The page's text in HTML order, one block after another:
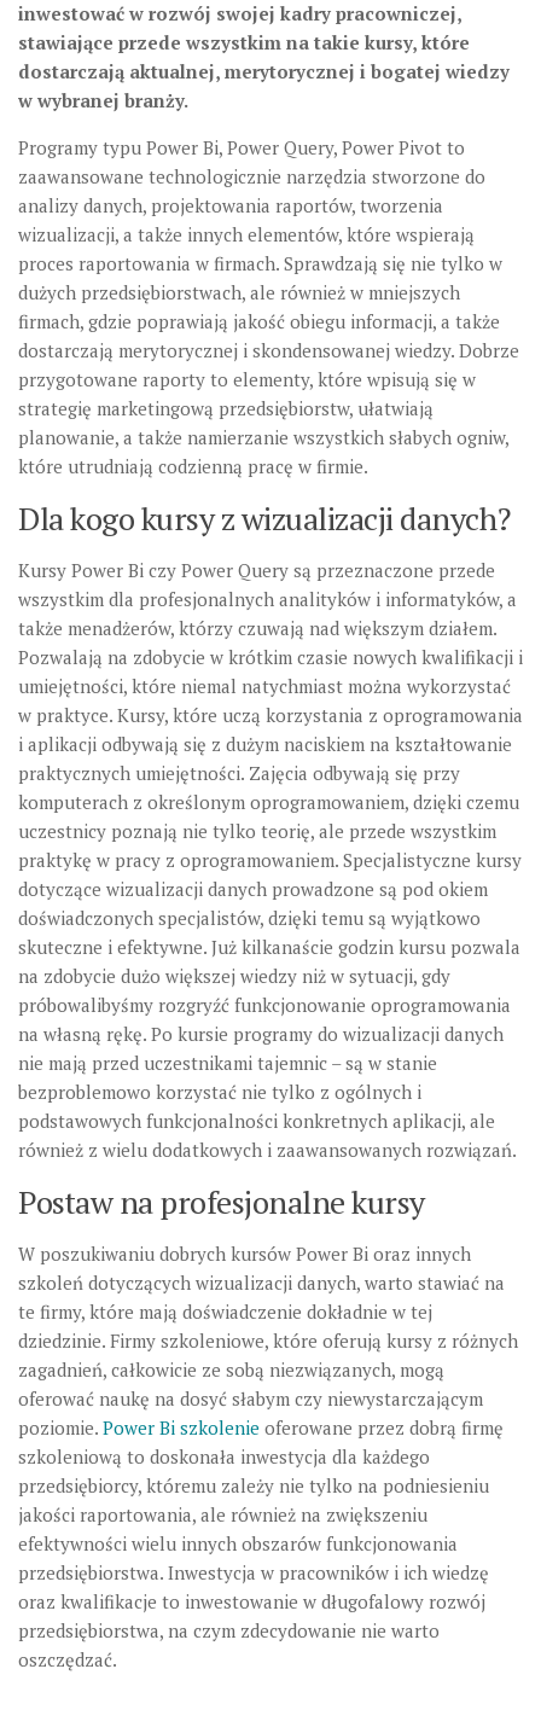
inwestować w rozwój swojej kadry pracowniczej,
stawiające przede wszystkim na takie kursy, które
dostarczają aktualnej, merytorycznej i bogatej wiedzy
w wybranej branży.
Programy typu Power Bi, Power Query, Power Pivot to
zaawansowane technologicznie narzędzia stworzone do
analizy danych, projektowania raportów, tworzenia
wizualizacji, a także innych elementów, które wspierają
proces raportowania w firmach. Sprawdzają się nie tylko w
dużych przedsiębiorstwach, ale również w mniejszych
firmach, gdzie poprawiają jakość obiegu informacji, a także
dostarczają merytorycznej i skondensowanej wiedzy. Dobrze
przygotowane raporty to elementy, które wpisują się w
strategię marketingową przedsiębiorstw, ułatwiają
planowanie, a także namierzanie wszystkich słabych ogniw,
które utrudniają codzienną pracę w firmie.
Dla kogo kursy z wizualizacji danych?
Kursy Power Bi czy Power Query są przeznaczone przede
wszystkim dla profesjonalnych analityków i informatyków, a
także menadżerów, którzy czuwają nad większym działem.
Pozwalają na zdobycie w krótkim czasie nowych kwalifikacji i
umiejętności, które niemal natychmiast można wykorzystać
w praktyce. Kursy, które uczą korzystania z oprogramowania
i aplikacji odbywają się z dużym naciskiem na kształtowanie
praktycznych umiejętności. Zajęcia odbywają się przy
komputerach z określonym oprogramowaniem, dzięki czemu
uczestnicy poznają nie tylko teorię, ale przede wszystkim
praktykę w pracy z oprogramowaniem. Specjalistyczne kursy
dotyczące wizualizacji danych prowadzone są pod okiem
doświadczonych specjalistów, dzięki temu są wyjątkowo
skuteczne i efektywne. Już kilkanaście godzin kursu pozwala
na zdobycie dużo większej wiedzy niż w sytuacji, gdy
próbowalibyśmy rozgryźć funkcjonowanie oprogramowania
na własną rękę. Po kursie programy do wizualizacji danych
nie mają przed uczestnikami tajemnic – są w stanie
bezproblemowo korzystać nie tylko z ogólnych i
podstawowych funkcjonalności konkretnych aplikacji, ale
również z wielu dodatkowych i zaawansowanych rozwiązań.
Postaw na profesjonalne kursy
W poszukiwaniu dobrych kursów Power Bi oraz innych
szkoleń dotyczących wizualizacji danych, warto stawiać na
te firmy, które mają doświadczenie dokładnie w tej
dziedzinie. Firmy szkoleniowe, które oferują kursy z różnych
zagadnień, całkowicie ze sobą niezwiązanych, mogą
oferować naukę na dosyć słabym czy niewystarczającym
poziomie. Power Bi szkolenie oferowane przez dobrą firmę
szkoleniową to doskonała inwestycja dla każdego
przedsiębiorcy, któremu zależy nie tylko na podniesieniu
jakości raportowania, ale również na zwiększeniu
efektywności wielu innych obszarów funkcjonowania
przedsiębiorstwa. Inwestycja w pracowników i ich wiedzę
oraz kwalifikacje to inwestowanie w długofalowy rozwój
przedsiębiorstwa, na czym zdecydowanie nie warto
oszczędzać.